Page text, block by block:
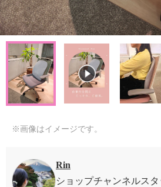
※画像はイメージです。
Rin
ショップチャンネルスタ